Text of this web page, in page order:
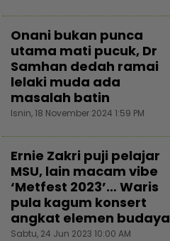
Onani bukan punca
utama mati pucuk, Dr
Samhan dedah ramai
lelaki muda ada
masalah batin
Isnin, 18 November 2024 1:59 PM
Ernie Zakri puji pelajar
MSU, lain macam vibe
‘Metfest 2023’… Waris
pula kagum konsert
angkat elemen budaya
Sabtu, 24 Jun 2023 10:00 AM